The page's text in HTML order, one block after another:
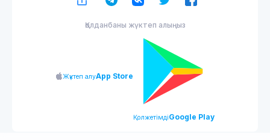
Қолданбаны жүктеп алыңыз
Жүктеп алуApp Store
ҚолжетімдіGoogle Play